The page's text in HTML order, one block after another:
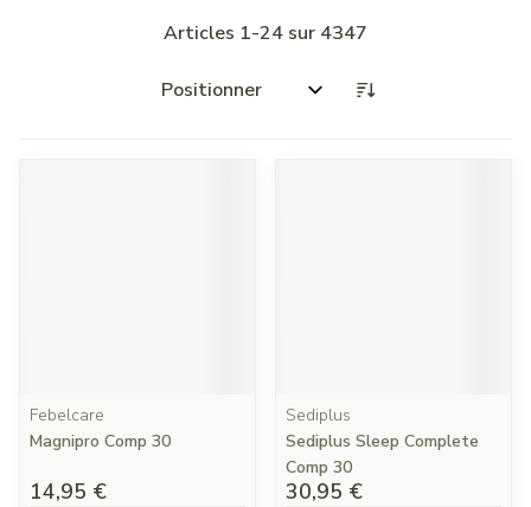
Articles 1-24 sur 4347
Trier par:
Febelcare
Magnipro Comp 30
14,95 €
Sediplus
Sediplus Sleep Complete
Comp 30
30,95 €